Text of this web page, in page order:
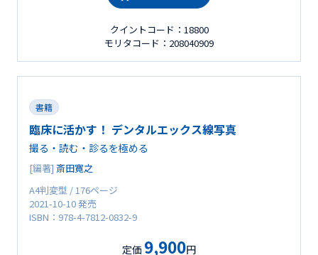
クイントコード：18800
モリタコード：208040909
書籍
臨床に活かす！ デンタルエックス線写真
撮る・読む・診るを極める
[編著] 斎田寛之
A4判変型 / 176ページ
2021-10-10 発売
ISBN：978-4-7812-0832-9
定価 9,900円